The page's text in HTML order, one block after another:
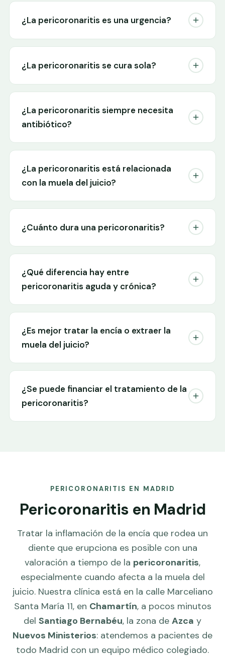
¿La pericoronaritis es una urgencia?
¿La pericoronaritis se cura sola?
¿La pericoronaritis siempre necesita
antibiótico?
¿La pericoronaritis está relacionada
con la muela del juicio?
¿Cuánto dura una pericoronaritis?
¿Qué diferencia hay entre
pericoronaritis aguda y crónica?
¿Es mejor tratar la encía o extraer la
muela del juicio?
¿Se puede financiar el tratamiento de la
pericoronaritis?
PERICORONARITIS EN MADRID
Pericoronaritis en Madrid
Tratar la inflamación de la encía que rodea un
diente que erupciona es posible con una
valoración a tiempo de la pericoronaritis,
especialmente cuando afecta a la muela del
juicio. Nuestra clínica está en la calle Marceliano
Santa María 11, en Chamartín, a pocos minutos
del Santiago Bernabéu, la zona de Azca y
Nuevos Ministerios: atendemos a pacientes de
todo Madrid con un equipo médico colegiado.